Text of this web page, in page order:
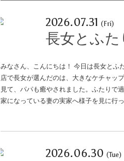
2026.07.31 (Fri)
長女とふた
みなさん、こんにちは！ 今日は長女とふ
店で長女が選んだのは、大きなケチャッ
見て、パパも癒やされました。ふたりで
家になっている妻の実家へ様子を見に行
2026.06.30 (Tue)